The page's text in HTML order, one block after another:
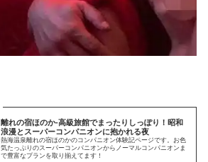
離れの宿ほのか-高級旅館でまったりしっぽり！昭和
浪漫とスーパーコンパニオンに抱かれる夜
熱海温泉離れの宿ほのかのコンパニオン体験記ページです。お色
気たっぷりのスーパーコンパニオンからノーマルコンパニオンま
で豊富なプランを取り揃えてます！